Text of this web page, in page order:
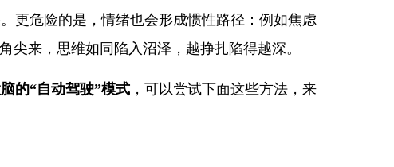
更危险的是，情绪也会形成惯性路径：例如焦虑
尖来，思维如同陷入沼泽，越挣扎陷得越深。
的“自动驾驶”模式 ，可以尝试下面这些方法，来